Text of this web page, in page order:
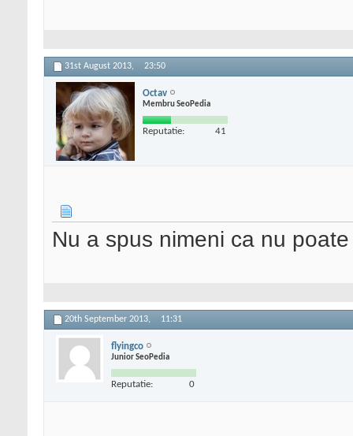
31st August 2013, 23:50
Octav
Membru SeoPedia
Reputatie: 41
Nu a spus nimeni ca nu
20th September 2013, 11:31
flyingco
Junior SeoPedia
Reputatie: 0